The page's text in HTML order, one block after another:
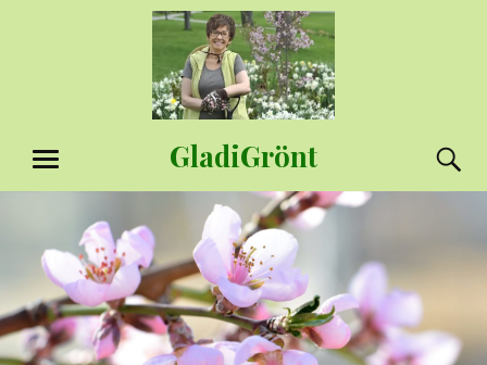
GladiGrönt
MENY